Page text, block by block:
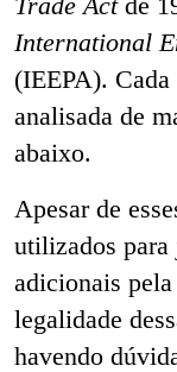
International
(IEEPA). Cada
analisada de
abaixo.
Apesar de
utilizados para
adicionais
legalidade
havendo